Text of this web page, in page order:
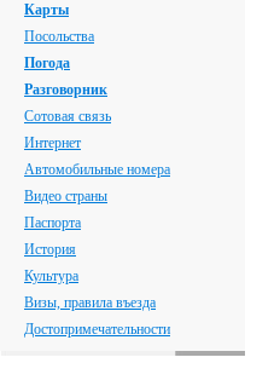
Карты
Посольства
Погода
Разговорник
Сотовая связь
Интернет
Автомобильные номера
Видео страны
Паспорта
История
Культура
Визы, правила въезда
Достопримечательности